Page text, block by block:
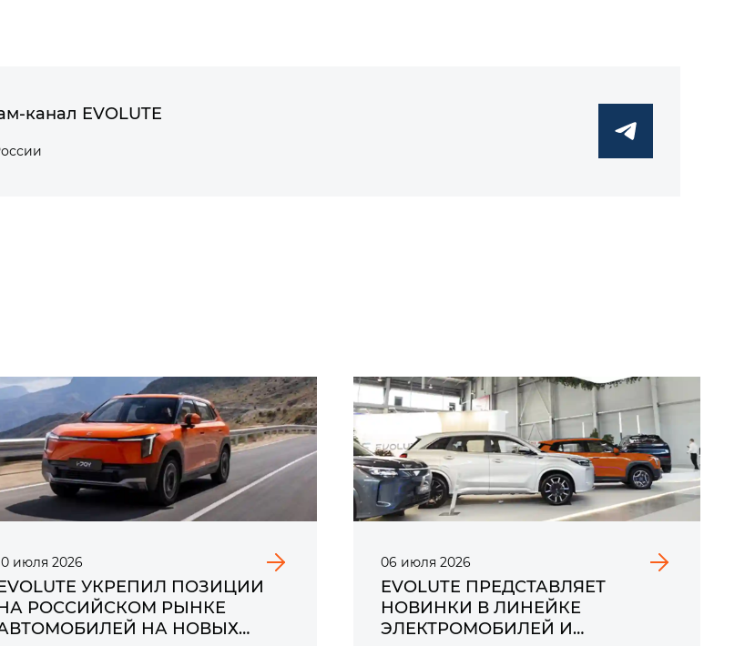
канал EVOLUTE
июля 2026
УКРЕПИЛ ПОЗИЦИИ
РОССИЙСКОМ РЫНКЕ
НА НОВЫХ
06 июля 2026
EVOLUTE ПРЕДСТАВЛЯЕТ
НОВИНКИ В ЛИНЕЙКЕ
ЭЛЕКТРОМОБИЛЕЙ И